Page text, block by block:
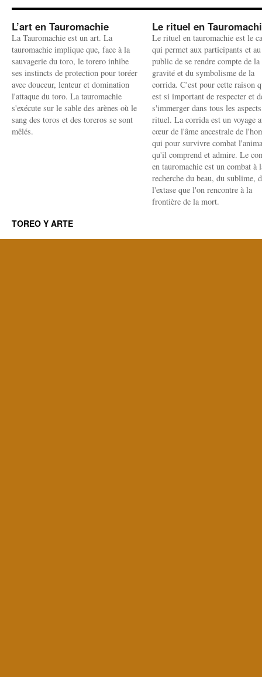
L’art en Tauromachie
La Tauromachie est un art. La
tauromachie implique que, face à la
sauvagerie du toro, le torero inhibe
ses instincts de protection pour toréer
avec douceur, lenteur et domination
l'attaque du toro. La tauromachie
s'exécute sur le sable des arènes où le
sang des toros et des toreros se sont
mêlés.
Le rituel en
Le rituel en tauromachie est le
qui permet aux participants et au
public de se rendre compte de la
gravité et du symbolisme de la
corrida. C'est pour cette raison
est si important de respecter et
s'immerger dans tous les
rituel. La corrida est un voyage
cœur de l'âme ancestrale de
qui pour survivre combat
qu'il comprend et admire. Le
en tauromachie est un combat à
recherche du beau, du sublime,
l'extase que l'on rencontre à la
frontière de la mort.
TOREO Y ARTE